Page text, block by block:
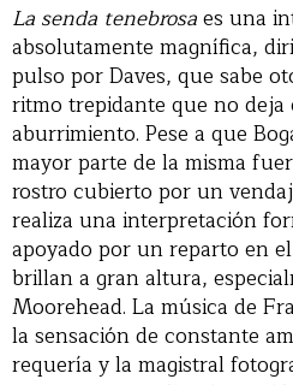
La senda tenebrosaes una
absolutamente magnífica,
pulso por Daves, que sabe
ritmo trepidante que no deja
aburrimiento. Pese a que
mayor parte de la misma
rostro cubierto por un
realiza una interpretación
apoyado por un reparto en
brillan a gran altura,
Moorehead. La música de
la sensación de constante
requería y la magistral